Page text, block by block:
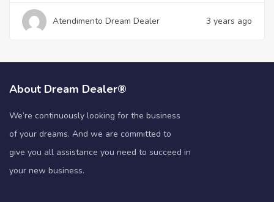
Atendimento Dream Dealer 3 years ago
About Dream Dealer®
We’re continuously looking for the business
of your dreams. And we are committed to
give you all assistance you need to succeed in
your new business.